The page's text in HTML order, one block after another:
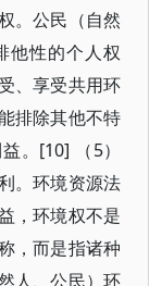
。公民（自然
他性的个人权
、享受共用环
排除其他不特
。[10] （5）
。环境资源法
，环境权不是
，而是指诸种
人、公民）环